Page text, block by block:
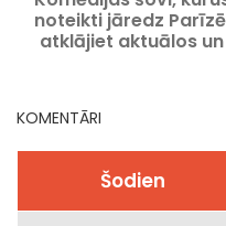
noteikti jāredz
atklājiet aktuālos un
KOMENTĀRI
Šodien